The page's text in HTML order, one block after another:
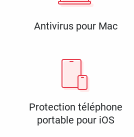
Antivirus pour Mac
Protection téléphone
portable pour iOS